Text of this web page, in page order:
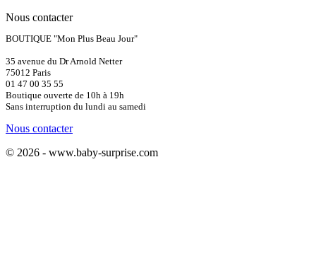
Nous contacter
BOUTIQUE "Mon Plus Beau Jour"
35 avenue du Dr Arnold Netter
75012 Paris
01 47 00 35 55
Boutique ouverte de 10h à 19h
Sans interruption du lundi au samedi
Nous contacter
© 2026 - www.baby-surprise.com